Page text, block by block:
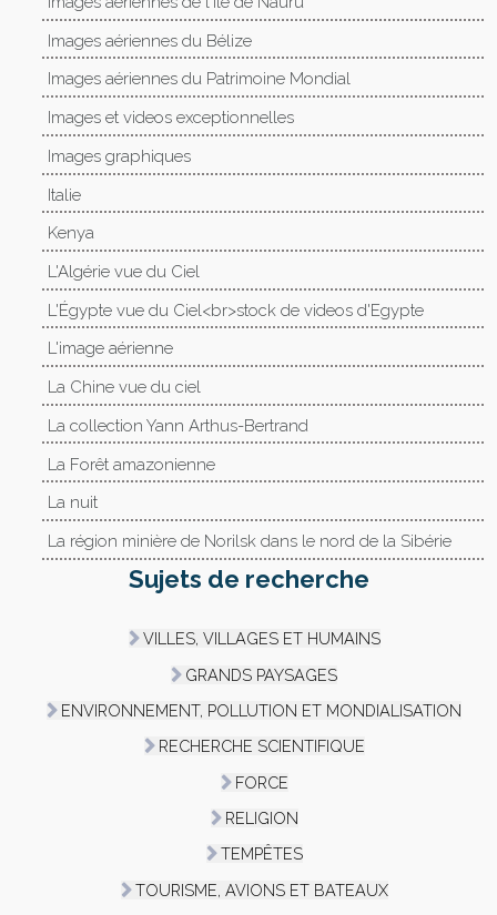
Sujets de recherche
VILLES, VILLAGES ET HUMAINS
GRANDS PAYSAGES
ENVIRONNEMENT, POLLUTION ET MONDIALISATION
RECHERCHE SCIENTIFIQUE
FORCE
RELIGION
TEMPÊTES
TOURISME, AVIONS ET BATEAUX
Images aériennes du Bélize
Images aériennes du Patrimoine Mondial
Images et videos exceptionnelles
Images graphiques
Italie
Kenya
L'Algérie vue du Ciel
L'Égypte vue du Ciel<br>stock de videos d'Egypte
L'image aérienne
La Chine vue du ciel
La collection Yann Arthus-Bertrand
La Forêt amazonienne
La nuit
La région minière de Norilsk dans le nord de la Sibérie